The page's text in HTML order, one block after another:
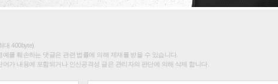
대 400byte)
를 훼손하는 댓글은 관련 법률에 의해 제재를 받을 수 있습니다.
가 내용에 포함되거나 인신공격성 글은 관리자의 판단에 의해 삭제 합니다.